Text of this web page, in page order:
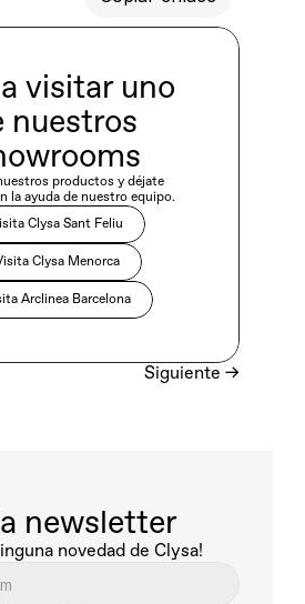
visitar uno
nuestros
productos y déjate
la ayuda de nuestro equipo.
Clysa Sant Feliu
Clysa Menorca
Arclinea Barcelona
Siguiente →
newsletter
novedad de Clysa!